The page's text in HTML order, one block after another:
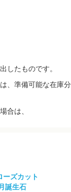
したものです。
、準備可能な在庫分
合は、
ーズカット
誕生石